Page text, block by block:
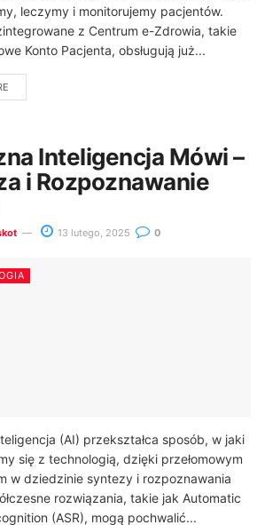
leczymy i monitorujemy pacjentów.
z Centrum e-Zdrowia, takie
Konto Pacjenta, obsługują już...
Inteligencja Mówi –
i Rozpoznawanie
13 lutego, 2025 0
(AI) przekształca sposób, w jaki
się z technologią, dzięki przełomowym
w dziedzinie syntezy i rozpoznawania
rozwiązania, takie jak Automatic
(ASR), mogą pochwalić...